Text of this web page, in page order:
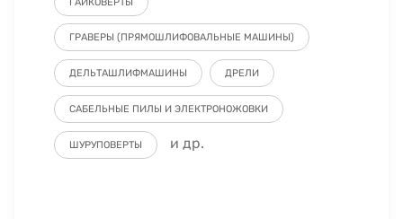
ГРАВЕРЫ (ПРЯМОШЛИФОВАЛЬНЫЕ МАШИНЫ)
ДЕЛЬТАШЛИФМАШИНЫ ДРЕЛИ
САБЕЛЬНЫЕ ПИЛЫ И ЭЛЕКТРОНОЖОВКИ
ШУРУПОВЕРТЫ и др.